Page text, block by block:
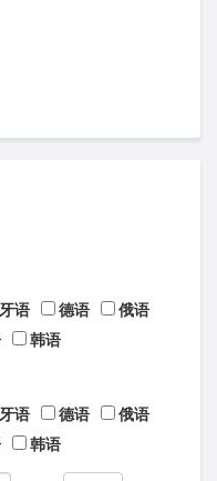
语 德语
俄语
韩语
语 德语
俄语
韩语